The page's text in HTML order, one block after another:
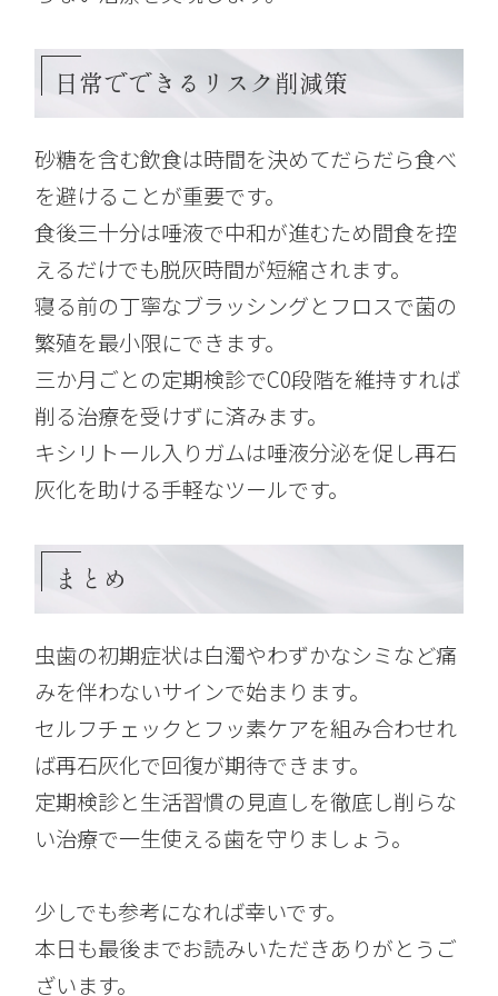
日常でできるリスク削減策
砂糖を含む飲食は時間を決めてだらだら食べ
を避けることが重要です。
食後三十分は唾液で中和が進むため間食を控
えるだけでも脱灰時間が短縮されます。
寝る前の丁寧なブラッシングとフロスで菌の
繁殖を最小限にできます。
三か月ごとの定期検診でC0段階を維持すれば
削る治療を受けずに済みます。
キシリトール入りガムは唾液分泌を促し再石
灰化を助ける手軽なツールです。
まとめ
虫歯の初期症状は白濁やわずかなシミなど痛
みを伴わないサインで始まります。
セルフチェックとフッ素ケアを組み合わせれ
ば再石灰化で回復が期待できます。
定期検診と生活習慣の見直しを徹底し削らな
い治療で一生使える歯を守りましょう。
少しでも参考になれば幸いです。
本日も最後までお読みいただきありがとうご
ざいます。